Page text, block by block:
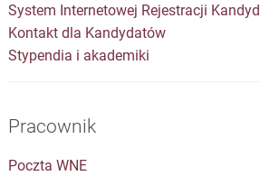
System Internetowej Rejestracji
Kontakt dla Kandydatów
Stypendia i akademiki
Pracownik
Poczta WNE